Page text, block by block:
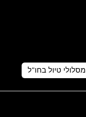
מסלולי טיול בחו"ל